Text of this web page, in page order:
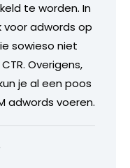
te worden. In
adwords op
sowieso niet
Overigens,
je al een poos
adwords voeren.